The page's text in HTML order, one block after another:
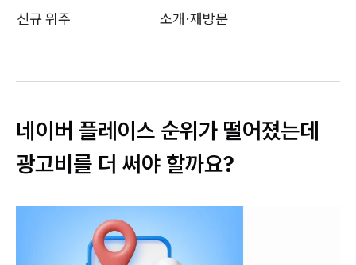
신규 위주 소개·재방문
네이버 플레이스 순위가 떨어졌는데
광고비를 더 써야 할까요?